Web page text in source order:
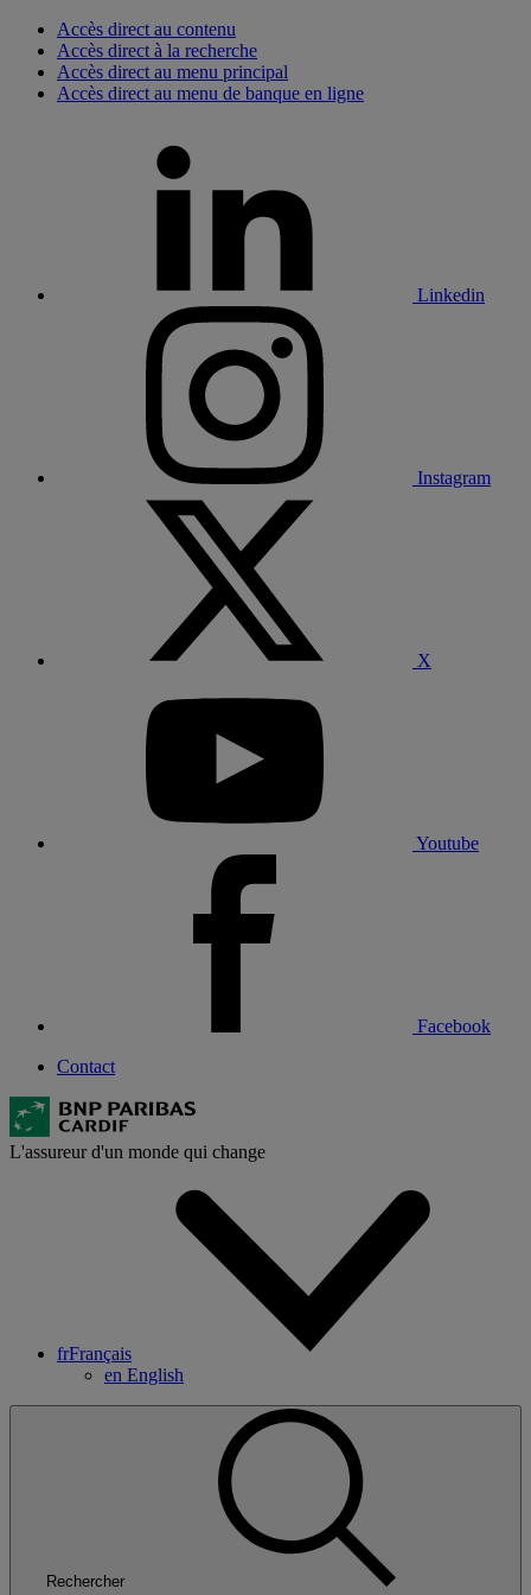
Accès direct au contenu
Accès direct à la recherche
Accès direct au menu principal
Accès direct au menu de banque en ligne
Linkedin
Instagram
X
Youtube
Facebook
Contact
L'assureur d'un monde qui change
frFrançais
en English
Rechercher